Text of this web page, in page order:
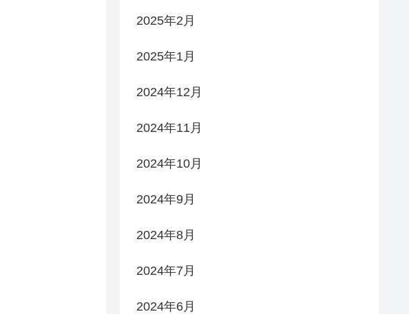
2025年2月
2025年1月
2024年12月
2024年11月
2024年10月
2024年9月
2024年8月
2024年7月
2024年6月